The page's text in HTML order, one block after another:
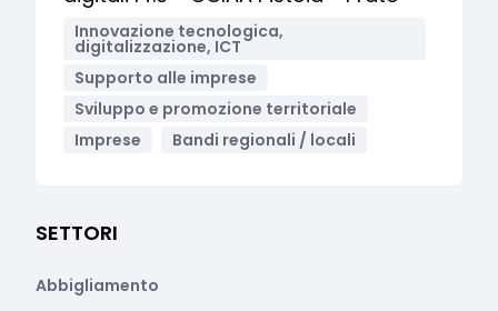
Innovazione tecnologica,
digitalizzazione, ICT
Supporto alle imprese
Sviluppo e promozione territoriale
Imprese
Bandi regionali / locali
SETTORI
Abbigliamento